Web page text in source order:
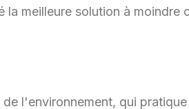
meilleure solution à
l'environnement, qui